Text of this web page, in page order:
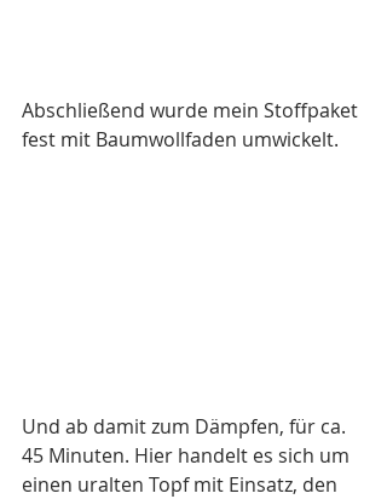
Abschließend wurde mein Stoffpaket
fest mit Baumwollfaden umwickelt.
Und ab damit zum Dämpfen, für ca.
45 Minuten. Hier handelt es sich um
einen uralten Topf mit Einsatz, den